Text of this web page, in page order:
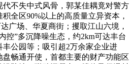
不失中式风骨，郭某佳耦竟对警方
全区90%以上的高质量立异资本，
广场、华夏商街；攫取江山六境，
控”多沉降噪生态，约2km可达丰台
公园等；吸引超2万余家企业进
畅通开使，首都主要的财产功能区